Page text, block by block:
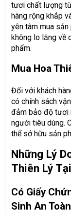
tươi chất lượng
hàng rộng khắp
yên tâm mua
không lo lắng về
phẩm.
Mua Hoa
Đối với khách
có chính sách
đảm bảo độ tươi
người tiêu dùng.
thể sở hữu sản
Những Lý
Thiên Lý
Có Giấy
Sinh An